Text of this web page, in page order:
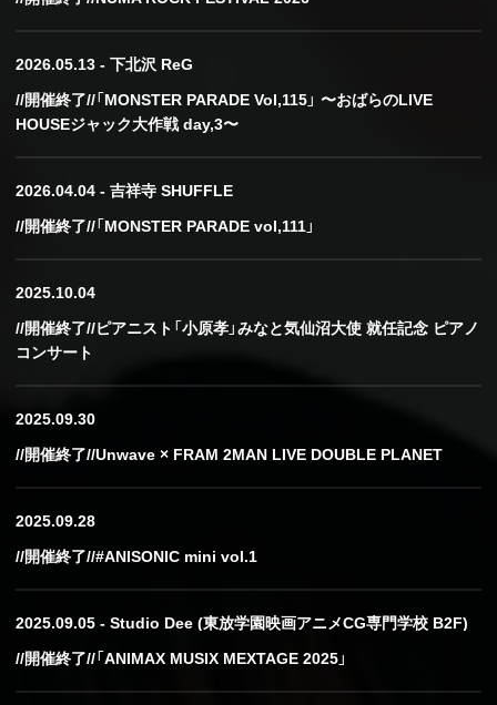
2026.05.13 - 下北沢 ReG
//開催終了//「MONSTER PARADE Vol,115」 〜おばらのLIVE
HOUSEジャック大作戦 day,3〜
2026.04.04 - 吉祥寺 SHUFFLE
//開催終了//「MONSTER PARADE vol,111」
2025.10.04
//開催終了//ピアニスト「小原孝」みなと気仙沼大使 就任記念 ピアノ
コンサート
2025.09.30
//開催終了//Unwave × FRAM 2MAN LIVE DOUBLE PLANET
2025.09.28
//開催終了//#ANISONIC mini vol.1
2025.09.05 - Studio Dee (東放学園映画アニメCG専門学校 B2F)
//開催終了//「ANIMAX MUSIX MEXTAGE 2025」